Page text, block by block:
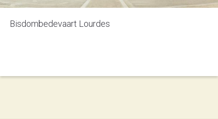
Bisdombedevaart Lourdes